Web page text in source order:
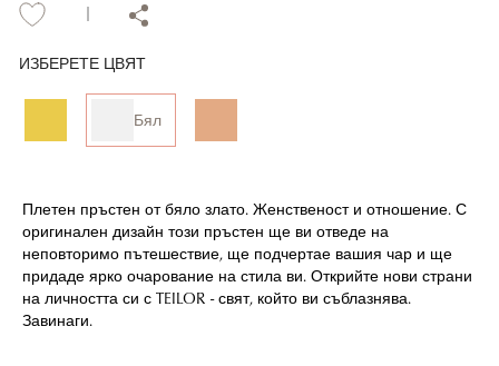
ИЗБЕРЕТЕ ЦВЯТ
Бял
Плетен пръстен от бяло злато. Женственост и отношение. С
оригинален дизайн този пръстен ще ви отведе на
неповторимо пътешествие, ще подчертае вашия чар и ще
придаде ярко очарование на стила ви. Открийте нови страни
на личността си с TEILOR - свят, който ви съблазнява.
Завинаги.